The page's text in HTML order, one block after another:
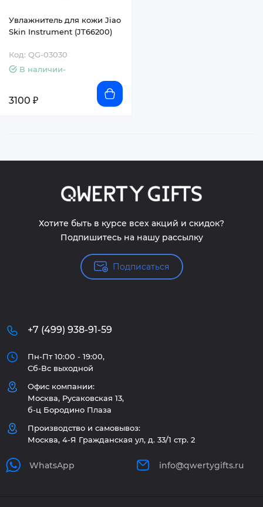
Увлажнитель для кожи Jiao
Skin Instrument (JT66200)
Код: QG-03030
В наличии-
3100 ₽
Хотите быть в курсе всех акций и скидок?
Подпишитесь на нашу рассылку
Подписаться
+7 (499) 938-91-59
Пн-Пт 10:00 - 19:00,
Сб-Вс выходной
Офис компании:
Москва, Русаковская 13,
б-ц Бородино Плаза
Производство и самовывоз:
Москва, 4-Я Гражданская ул, д. 33/1 стр. 2
WhatsApp info@qwertygifts.ru